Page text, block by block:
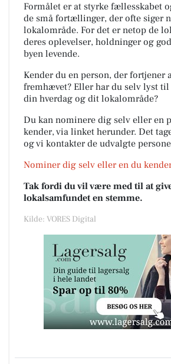
Formålet er at styrke fællesskabet
de små fortællinger, der ofte siger
lokalområde. For det er netop de
deres oplevelser, holdninger og
byen levende.
Kender du en person, der fortjener
fremhævet? Eller har du selv lyst
din hverdag og dit lokalområde?
Du kan nominere dig selv eller en
kender, via linket herunder. Det
og vi kontakter de udvalgte
Nominer dig selv eller en du
Tak fordi du vil være med til at
lokalsamfundet en stemme.
Kilde: VORES Digital